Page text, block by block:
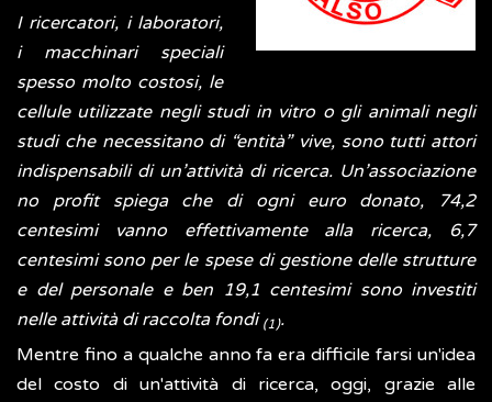
I ricercatori, i laboratori,
i macchinari speciali
spesso molto costosi, le
cellule utilizzate negli studi in vitro o gli animali negli
studi che necessitano di “entità” vive, sono tutti attori
indispensabili di un’attività di ricerca. Un’associazione
no profit spiega che di ogni euro donato, 74,2
centesimi vanno effettivamente alla ricerca, 6,7
centesimi sono per le spese di gestione delle strutture
e del personale e ben 19,1 centesimi sono investiti
nelle attività di raccolta fondi (1).
Mentre fino a qualche anno fa era difficile farsi un'idea
del costo di un'attività di ricerca, oggi, grazie alle